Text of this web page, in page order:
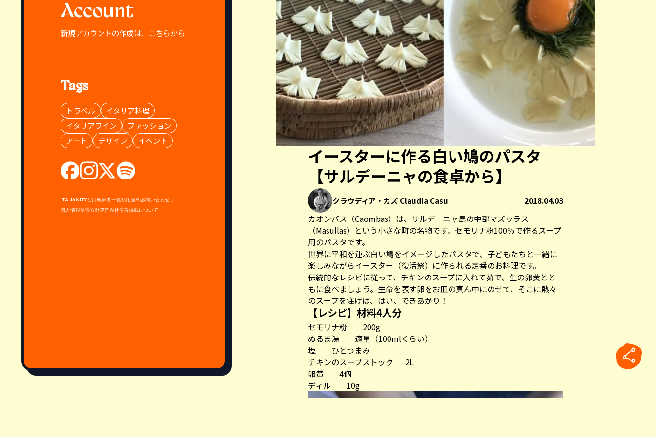
Account
新規アカウントの作成は、 こちらから
Tags
トラベル
イタリア料理
イタリアワイン
ファッション
アート
デザイン イベント
ITALIANITYとは執筆者一覧利用規約お問い合わせ
個人情報保護方針運営会社広告掲載について
イースターに作る白い鳩のパスタ
【サルデーニャの食卓から】
クラウディア・カズ Claudia Casu 2018.04.03
カオンバス（Caombas）は、サルデーニャ島の中部マズッラス
（Masullas）という小さな町の名物です。セモリナ粉100％で作るスープ
用のパスタです。
世界に平和を運ぶ白い鳩をイメージしたパスタで、子どもたちと一緒に
楽しみながらイースター（復活祭）に作られる定番のお料理です。
伝統的なレシピに従って、チキンのスープに入れて茹で、生の卵黄とと
もに食べましょう。生命を表す卵をお皿の真ん中にのせて、そこに熱々
のスープを注げば、はい、できあがり！
【レシピ】材料4人分
セモリナ粉 200g
ぬるま湯 適量（100mlくらい）
塩 ひとつまみ
チキンのスープストック 2L
卵黄 4個
ディル 10g